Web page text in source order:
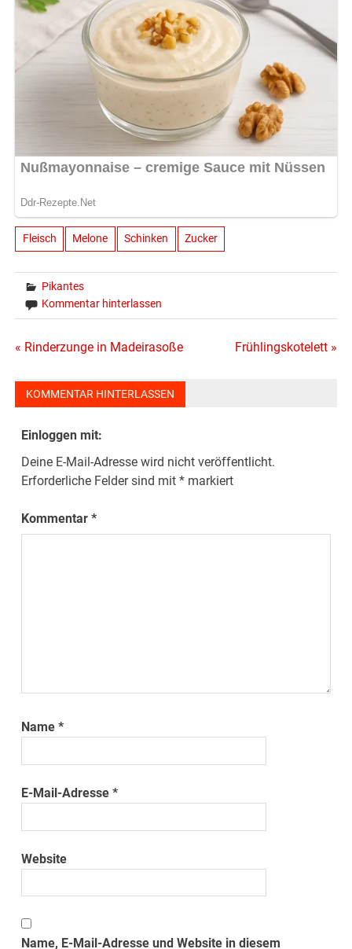
Fleisch Melone Schinken Zucker
Pikantes
Kommentar hinterlassen
Beitragsnavigation
« Rinderzunge in Madeirasoße Frühlingskotelett »
KOMMENTAR HINTERLASSEN
Einloggen mit:
Deine E-Mail-Adresse wird nicht veröffentlicht.
Erforderliche Felder sind mit* markiert
Kommentar*
Name*
E-Mail-Adresse*
Website
Name, E-Mail-Adresse und Website in diesem